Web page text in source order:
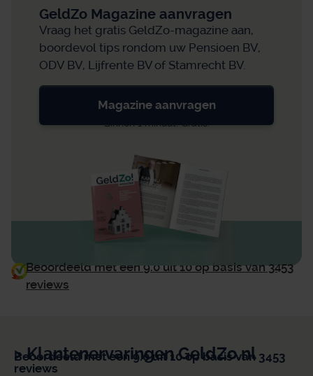
GeldZo Magazine aanvragen
Vraag het gratis GeldZo-magazine aan,
boordevol tips rondom uw Pensioen BV,
ODV BV, Lijfrente BV of Stamrecht BV.
Magazine aanvragen
Binnen 1 minuut. Gratis.
Beoordeeld met een 9.0 uit 10 op basis van 3453
reviews
> Klantenervaringen GeldZo.nl
Beoordeeld met een 9.0 uit 10 op basis van 3453
reviews